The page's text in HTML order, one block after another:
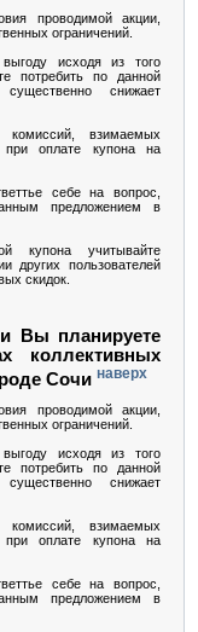
проводимой акции,
ограничений.
исходя из того
потребить по данной
снижает
взимаемых
при оплате купона на
себе на вопрос,
предложением в
купона учитывайте
других пользователей
скидок.
Вы планируете
коллективных
Сочи наверх
проводимой акции,
ограничений.
исходя из того
потребить по данной
снижает
взимаемых
при оплате купона на
себе на вопрос,
предложением в